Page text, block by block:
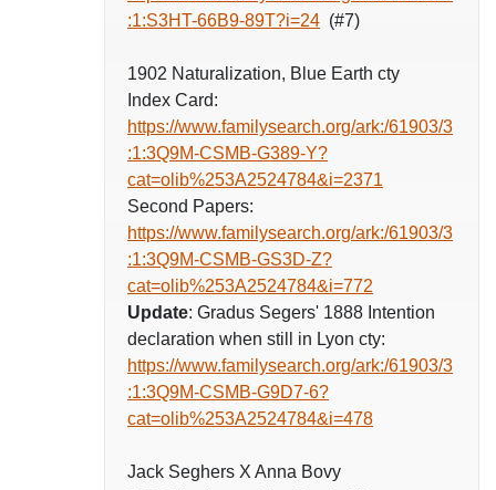
:1:S3HT-66B9-89T?i=24 (#7)
1902 Naturalization, Blue Earth cty
Index Card:
https://www.familysearch.org/ark:/61903/3
:1:3Q9M-CSMB-G389-Y?
cat=olib%253A2524784&i=2371
Second Papers:
https://www.familysearch.org/ark:/61903/3
:1:3Q9M-CSMB-GS3D-Z?
cat=olib%253A2524784&i=772
Update: Gradus Segers' 1888 Intention
declaration when still in Lyon cty:
https://www.familysearch.org/ark:/61903/3
:1:3Q9M-CSMB-G9D7-6?
cat=olib%253A2524784&i=478
Jack Seghers X Anna Bovy